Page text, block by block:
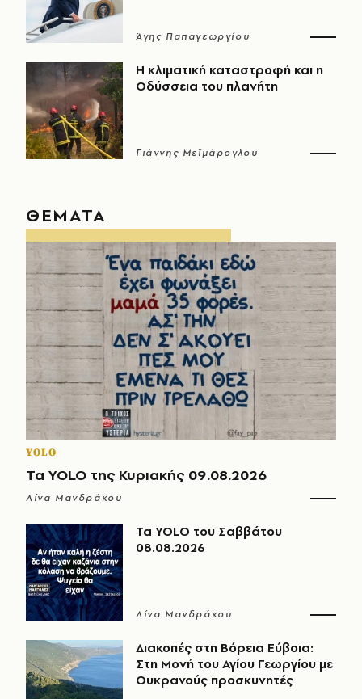
Άγης Παπαγεωργίου
Η κλιματική καταστροφή και η
Οδύσσεια του πλανήτη
Γιάννης Μεϊμάρογλου
ΘΕΜΑΤΑ
YOLO
Τα YOLO της Κυριακής 09.08.2026
Λίνα Μανδράκου
Τα YOLO του Σαββάτου
08.08.2026
Λίνα Μανδράκου
Διακοπές στη Βόρεια Εύβοια:
Στη Μονή του Αγίου Γεωργίου με
Ουκρανούς προσκυνητές